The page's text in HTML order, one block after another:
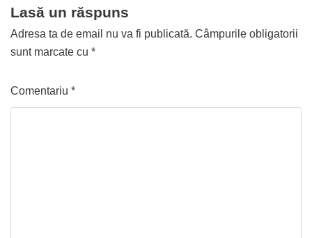
Lasă un răspuns
Adresa ta de email nu va fi publicată. Câmpurile obligatorii
sunt marcate cu *
Comentariu *